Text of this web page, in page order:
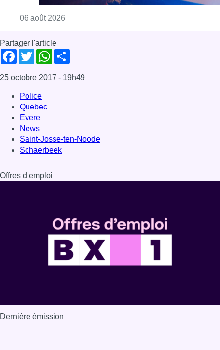
06 août 2026
Partager l'article
Facebook
TwitterWhatsApp
25 octobre 2017 - 19h49
Police
Quebec
Evere
News
Saint-Josse-ten-Noode
Schaerbeek
Offres d’emploi
Dernière émission